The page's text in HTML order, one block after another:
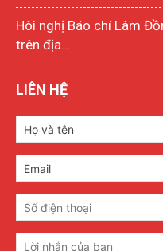
Hôi nghị Báo chí Lâm
trên địa...
LIÊN HỆ